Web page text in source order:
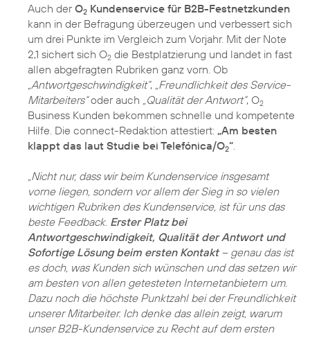
Auch derO2 Kundenservice für B2B-Festnetzkunden
kann in der Befragung überzeugen und verbessert sich
um drei Punkte im Vergleich zum Vorjahr. Mit der Note
2,1 sichert sich O2 die Bestplatzierung und landet in fast
allen abgefragten Rubriken ganz vorn. Ob
„Antwortgeschwindigkeit“, „Freundlichkeit des Service-
Mitarbeiters“oder auch „Qualität der Antwort“, O2
Business Kunden bekommen schnelle und kompetente
Hilfe. Die connect-Redaktion attestiert: „Am besten
klappt das laut Studie bei Telefónica/O2“
„Nicht nur, dass wir beim Kundenservice insgesamt
vorne liegen, sondern vor allem der Sieg in so vielen
wichtigen Rubriken des Kundenservice, ist für uns das
beste Feedback. Erster Platz bei
Antwortgeschwindigkeit, Qualität der Antwort und
Sofortige Lösung beim ersten Kontakt– genau das ist
es doch, was Kunden sich wünschen und das setzen wir
am besten von allen getesteten Internetanbietern um.
Dazu noch die höchste Punktzahl bei der Freundlichkeit
unserer Mitarbeiter. Ich denke das allein zeigt, warum
unser B2B-Kundenservice zu Recht auf dem ersten